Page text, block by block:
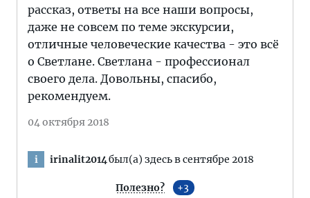
рассказ, ответы на все наши вопросы,
даже не совсем по теме экскурсии,
отличные человеческие качества - это всё
о Светлане. Светлана - профессионал
своего дела. Довольны, спасибо,
рекомендуем.
04 октября 2018
i irinalit2014был(а) здесь в сентябре 2018
Полезно? 3